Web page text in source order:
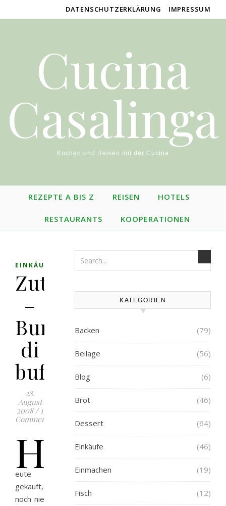
DATENSCHUTZERKLÄRUNG IMPRESSUM
Cucina
Casalinga
Kochen und Reisen mit der Cucina
REZEPTE A BIS Z REISEN HOTELS
RESTAURANTS KOOPERATIONEN
EINKÄUFE
Zutaten
–
Burro
di
bufala
28.
August
2008 / 1
Comment
H
eute
gekauft,
noch nie
KATEGORIEN
Backen (79)
Beilage (56)
Blog (6)
Brot (46)
Dessert (64)
Einkäufe (46)
Einmachen (19)
Fisch (12)